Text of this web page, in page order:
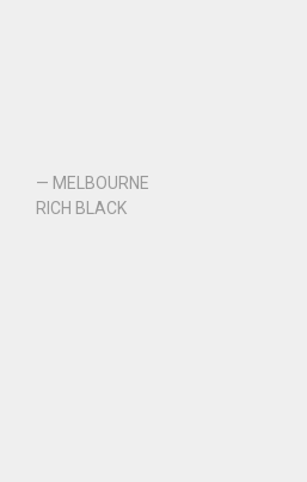
— MELBOURNE
RICH BLACK